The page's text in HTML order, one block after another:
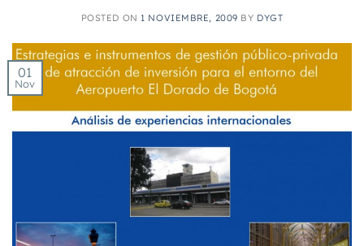
POSTED ON 1 NOVIEMBRE, 2009 BY DYGT
01
Nov